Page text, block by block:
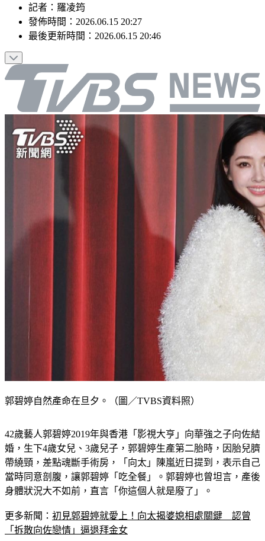
記者 ： 羅凌筠
發佈時間： 2026.06.15 20:27
最後更新時間： 2026.06.15 20:46
郭碧婷自然產命在旦夕。（圖／TVBS資料照）
42歲藝人郭碧婷2019年與香港「影視大亨」向華強之子向佐結
婚，生下4歲女兒、3歲兒子，郭碧婷生產第二胎時，因胎兒臍
帶繞頸，差點魂斷手術房，「向太」陳嵐近日提到，表示自己
當時同意剖腹，讓郭碧婷「吃全餐」。郭碧婷也曾坦言，產後
身體狀況大不如前，直言「你這個人就是廢了」。
更多新聞： 初見郭碧婷就愛上！向太揭婆媳相處關鍵　認曾
「拆散向佐戀情」逼退拜金女